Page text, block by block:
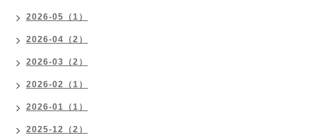
2026-05（1）
2026-04（2）
2026-03（2）
2026-02（1）
2026-01（1）
2025-12（2）